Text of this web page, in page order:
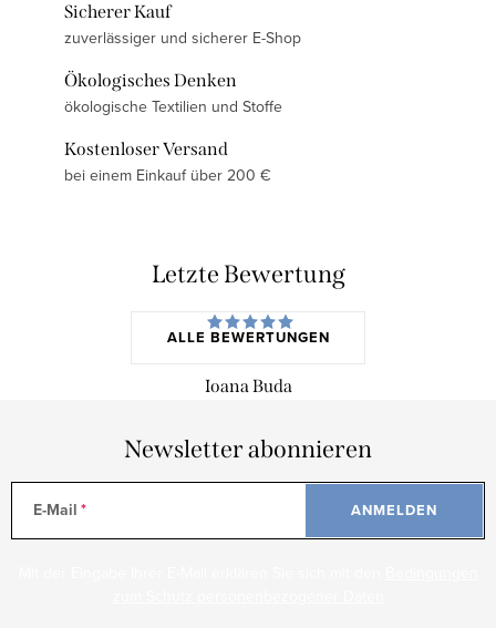
Sicherer Kauf
zuverlässiger und sicherer E-Shop
Ökologisches Denken
ökologische Textilien und Stoffe
Kostenloser Versand
bei einem Einkauf über 200 €
Letzte Bewertung
ALLE BEWERTUNGEN
Ioana Buda
Newsletter abonnieren
E-Mail ANMELDEN